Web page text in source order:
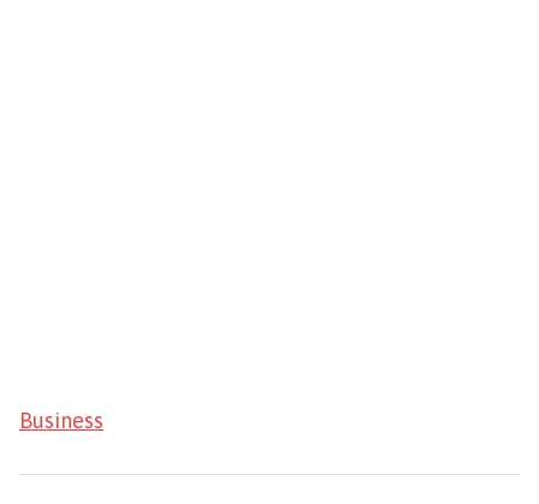
Business